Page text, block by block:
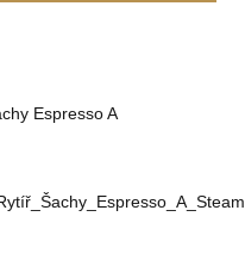
Espresso A